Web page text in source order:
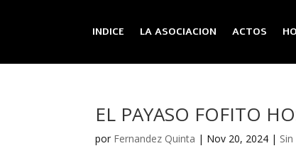
INDICE LA ASOCIACION ACTOS
EL PAYASO FOFITO
por Fernandez Quinta | Nov 20, 2024 |